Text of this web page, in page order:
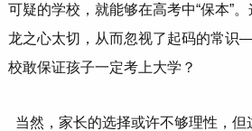
可疑的学校，就能够在高考中“保本”
龙之心太切，从而忽视了起码的常
校敢保证孩子一定考上大学？
当然，家长的选择或许不够理性，